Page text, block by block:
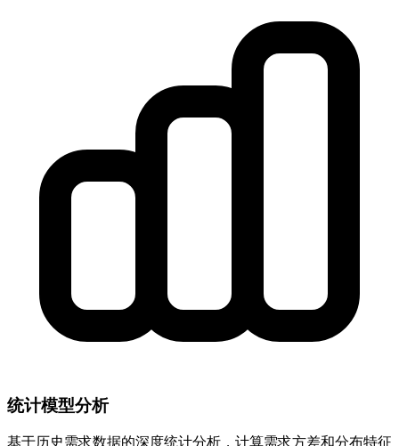
统计模型分析
基于历史需求数据的深度统计分析，计算需求方差和分布特征